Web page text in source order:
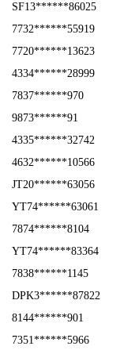
SF13******86025
7732******55919
7720******13623
4334******28999
7837******970
9873******91
4335******32742
4632******10566
JT20******63056
YT74******63061
7874******8104
YT74******83364
7838******1145
DPK3******87822
8144******901
7351******5966